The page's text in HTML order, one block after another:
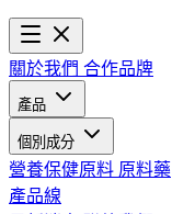
關於我們 合作品牌
產品
個別成分
營養保健原料 原料藥
產品線